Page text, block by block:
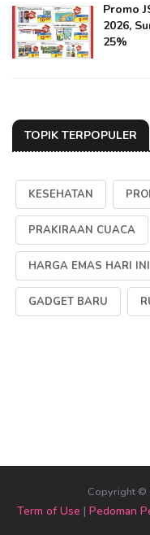
Promo
2026,
25%
TOPIK TERPOPULER
KESEHATAN
PRAKIRAAN CUACA
HARGA EMAS HARI INI
GADGET BARU
Copyright ©
Term of Use | Pedoman